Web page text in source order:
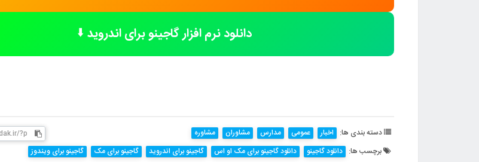
دانلود نرم افزار گاجینو برای اندروید⬇️
دسته بندی ها: اخبار عمومی مدارس مشاوران
مشاوره
برچسب ها: دانلود گاجینو دانلود گاجینو برای مک او اس گاجینو برای اندروید گاجینو برای مک گاجینو برای ویندوز